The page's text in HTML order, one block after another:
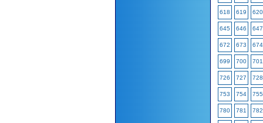
618 619 620
645 646 647
672 673 674
699 700 701
726 727 728
753 754 755
780 781 782